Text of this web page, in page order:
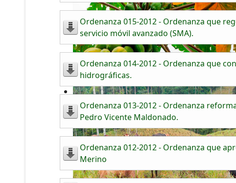
Ordenanza 015-2012 - Ordenanza que
servicio móvil avanzado (SMA).
Ordenanza 014-2012 - Ordenanza que
hidrográficas.
Ordenanza 013-2012 - Ordenanza
Pedro Vicente Maldonado.
Ordenanza 012-2012 - Ordenanza que
Merino